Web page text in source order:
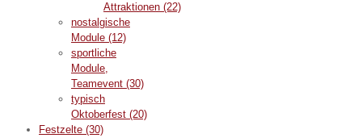
Attraktionen (22)
nostalgische
Module (12)
sportliche
Module,
Teamevent (30)
typisch
Oktoberfest (20)
Festzelte (30)